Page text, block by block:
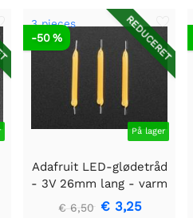
REDUCERET
3 pieces
På lager
-50 %
Adafruit LED-glødetråd
- 3V 26mm lang - varm
hvid 3-pak
€ 6,50 € 3,25